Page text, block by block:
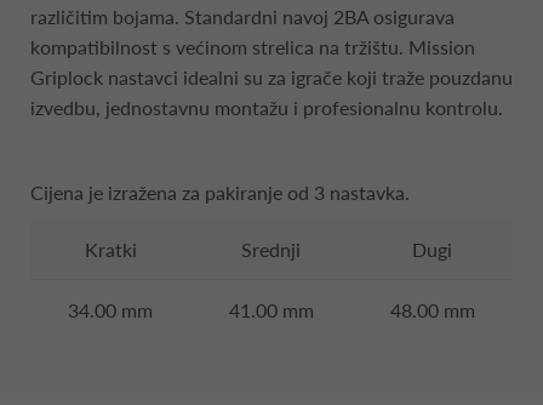
različitim bojama. Standardni navoj 2BA osigurava
kompatibilnost s većinom strelica na tržištu. Mission
Griplock nastavci idealni su za igrače koji traže pouzdanu
izvedbu, jednostavnu montažu i profesionalnu kontrolu.
Cijena je izražena za pakiranje od 3 nastavka.
Kratki Srednji Dugi
34.00 mm 41.00 mm 48.00 mm